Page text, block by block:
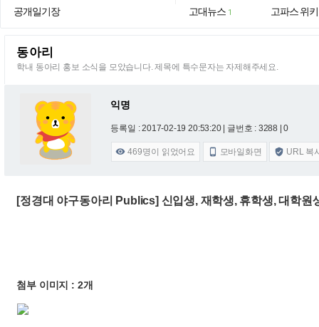
공개일기장 고대뉴스 1
고파스 위키
동아리
학내 동아리 홍보 소식을 모았습니다. 제목에 특수문자는 자제해주세요.
익명
등록일 : 2017-02-19 20:53:20 | 글번호 : 3288 | 0
 469명이 읽었어요  모바일화면  URL 복
[정경대 야구동아리 Publics] 신입생, 재학생, 휴학생, 대학
첨부 이미지 : 2개